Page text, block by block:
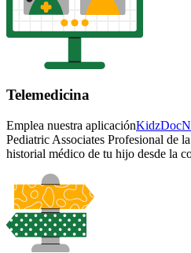
Telemedicina
Emplea nuestra aplicación
Pediatric Associates Profesional de
historial médico de tu hijo desde la